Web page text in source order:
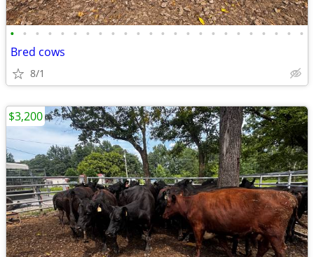
• • • • • • • • • • • • • • • • • • • • • • • •
Bred cows
8/1
$3,200